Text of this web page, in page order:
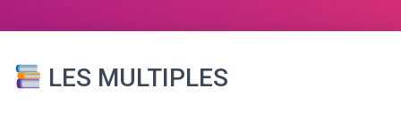
LES MULTIPLES